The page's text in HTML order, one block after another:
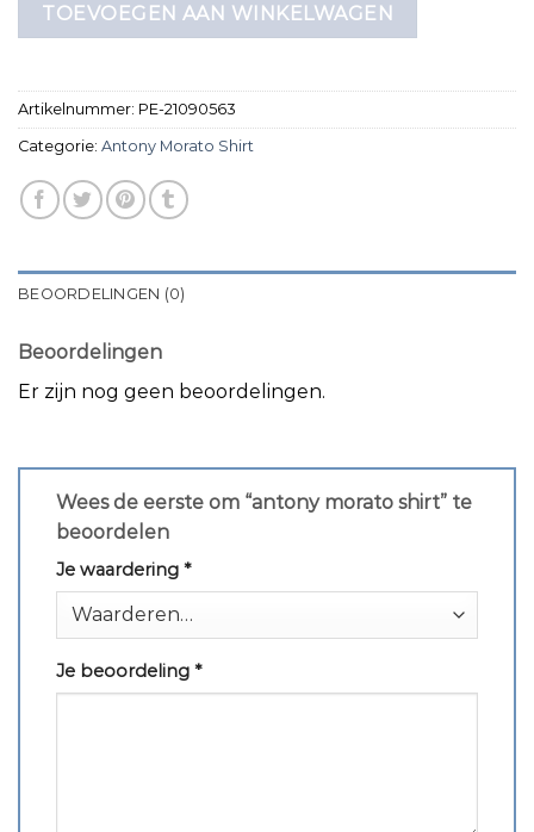
TOEVOEGEN AAN WINKELWAGEN
Artikelnummer: PE-21090563
Categorie: Antony Morato Shirt
BEOORDELINGEN (0)
Beoordelingen
Er zijn nog geen beoordelingen.
Wees de eerste om “antony morato shirt” te
beoordelen
Je waardering *
Je beoordeling *